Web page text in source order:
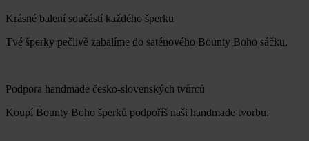
Krásné balení součástí každého šperku
Tvé šperky pečlivě zabalíme do saténového Bounty Boho sáčku.
Podpora handmade česko-slovenských tvůrců
Koupí Bounty Boho šperků podpoříš naši handmade tvorbu.